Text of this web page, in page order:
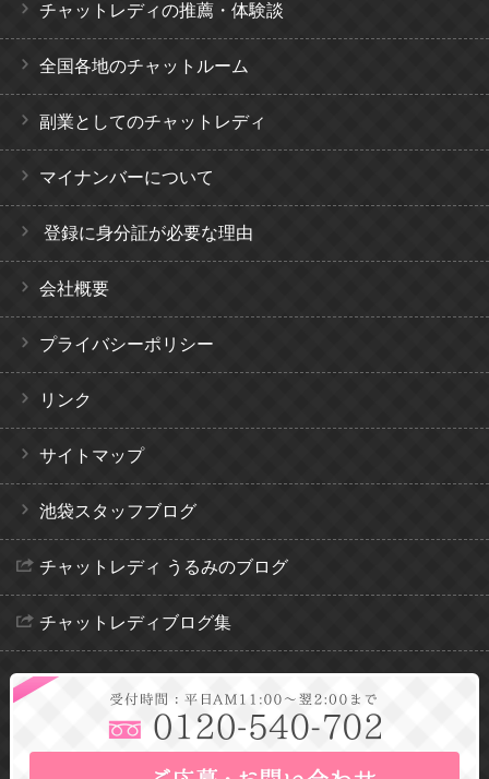
チャットレディの推薦・体験談
全国各地のチャットルーム
副業としてのチャットレディ
マイナンバーについて
登録に身分証が必要な理由
会社概要
プライバシーポリシー
リンク
サイトマップ
池袋スタッフブログ
チャットレディ うるみのブログ
チャットレディブログ集